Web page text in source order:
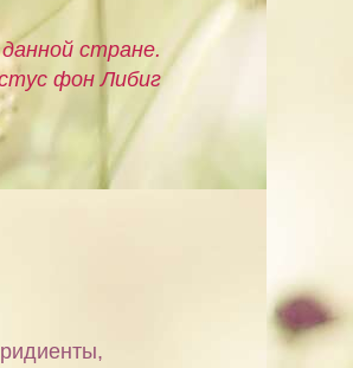
стране.
фон Либиг